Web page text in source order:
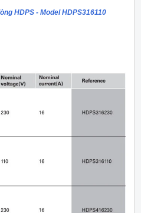
HDPS - Model HDPS316110